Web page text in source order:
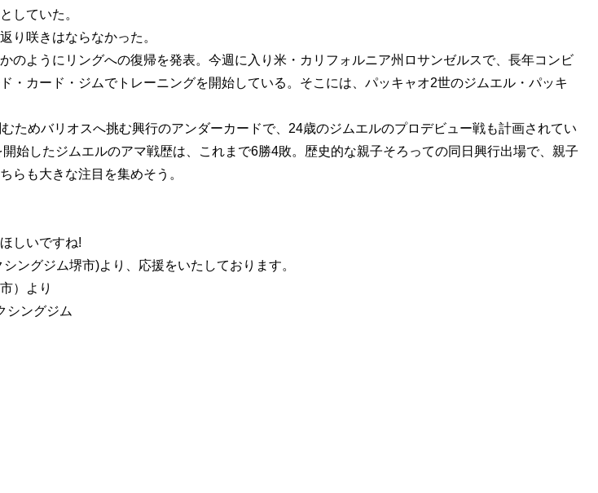
していた。
り咲きはならなかった。
のようにリングへの復帰を発表。今週に入り米・カリフォルニア州ロサンゼルスで、長年コンビ
・カード・ジムでトレーニングを開始している。そこには、パッキャオ2世のジムエル・パッキ
ためバリオスへ挑む興行のアンダーカードで、24歳のジムエルのプロデビュー戦も計画されてい
始したジムエルのアマ戦歴は、これまで6勝4敗。歴史的な親子そろっての同日興行出場で、親子
らも大きな注目を集めそう。
しいですね!
ングジム堺市)より、応援をいたしております。
）より
シングジム